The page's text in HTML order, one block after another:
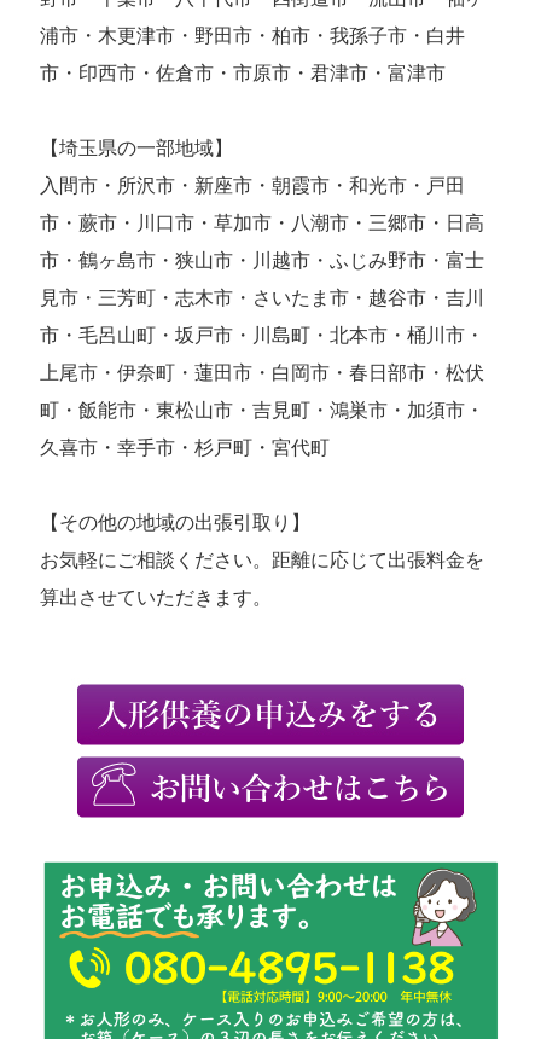
浦市・木更津市・野田市・柏市・我孫子市・白井
市・印西市・佐倉市・市原市・君津市・富津市
【埼玉県の一部地域】
入間市・所沢市・新座市・朝霞市・和光市・戸田
市・蕨市・川口市・草加市・八潮市・三郷市・日高
市・鶴ヶ島市・狭山市・川越市・ふじみ野市・富士
見市・三芳町・志木市・さいたま市・越谷市・吉川
市・毛呂山町・坂戸市・川島町・北本市・桶川市・
上尾市・伊奈町・蓮田市・白岡市・春日部市・松伏
町・飯能市・東松山市・吉見町・鴻巣市・加須市・
久喜市・幸手市・杉戸町・宮代町
【その他の地域の出張引取り】
お気軽にご相談ください。距離に応じて出張料金を
算出させていただきます。